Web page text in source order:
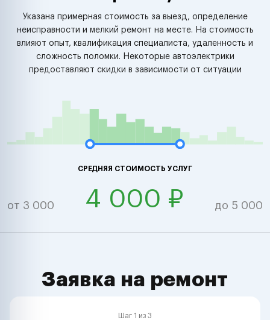
Указана примерная стоимость за выезд, определение
неисправности и мелкий ремонт на месте. На стоимость
влияют опыт, квалификация специалиста, удаленность и
сложность поломки. Некоторые автоэлектрики
предоставляют скидки в зависимости от ситуации
СРЕДНЯЯ СТОИМОСТЬ УСЛУГ
от 3 000 4 000 ₽ до 5 000
Заявка на ремонт
Шаг 1 из 3